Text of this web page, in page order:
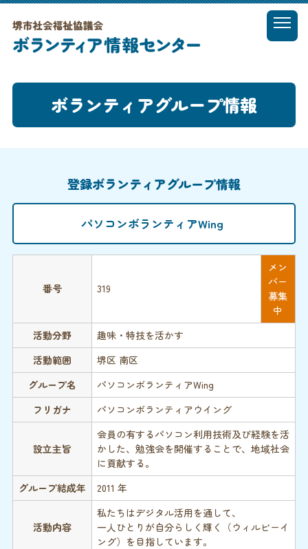
t
o
l
a
t
n
MENU
ボランティアグループ情報
登録ボランティアグループ情報
パソコンボランティアWing
番号 319
メン
バー
募集
中
活動分野
趣味・特技を活かす
活動範囲
堺区 南区
グループ名
パソコンボランティアWing
フリガナ
パソコンボランティアウイング
設立主旨
会員の有するパソコン利用技術及び経験を活
かした、勉強会を開催することで、地域社会
に貢献する。
グループ結成年
2011 年
活動内容
私たちはデジタル活用を通して、
一人ひとりが自分らしく輝く（ウィルビーイ
ング）を目指しています。